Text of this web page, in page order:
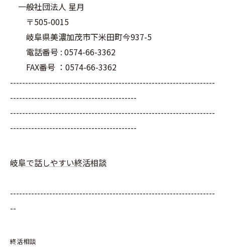
一般社団法人 星月
〒505-0015
岐阜県美濃加茂市下米田町今937-5
電話番号 : 0574-66-3362
FAX番号 ：0574-66-3362
--------------------------------------------------------------------
------------------------------------------
--------------------------------------------------------------------
------------------------------------------
岐阜で話しやすい終活相談
--------------------------------------------------------------------
--
終活相談